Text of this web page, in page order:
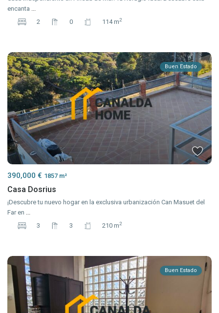
encanta ...
2
0 114 m2
Buen Estado
390,000 € 1857 m²
Casa Dosrius
¡Descubre tu nuevo hogar en la exclusiva urbanización Can Masuet del
Far en ...
3
3 210 m2
Buen Estado